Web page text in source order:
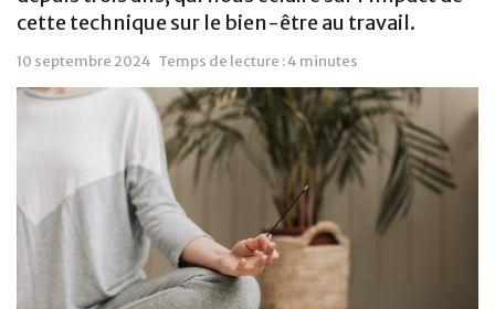
cette technique sur le bien-être au travail.
10 septembre 2024 Temps de lecture : 4 minutes